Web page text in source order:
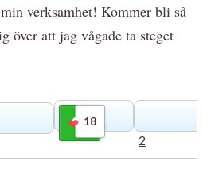
verksamhet! Kommer bli så
över att jag vågade ta steget
18
Gilla
2